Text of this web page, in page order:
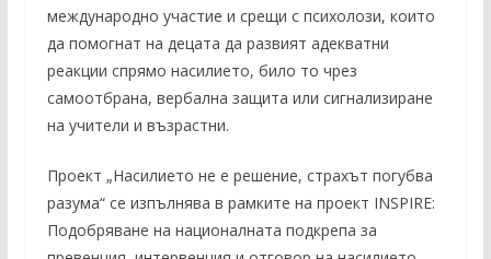
международно участие и срещи с психолози, които
да помогнат на децата да развият адекватни
реакции спрямо насилието, било то чрез
самоотбрана, вербална защита или сигнализиране
на учители и възрастни.
Проект „Насилието не е решение, страхът погубва
разума“ се изпълнява в рамките на проект INSPIRE:
Подобряване на националната подкрепа за